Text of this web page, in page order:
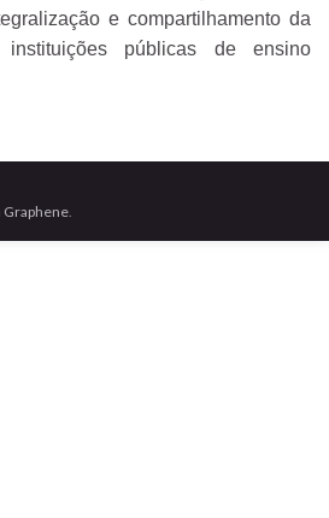
e compartilhamento da
públicas de ensino
Graphene